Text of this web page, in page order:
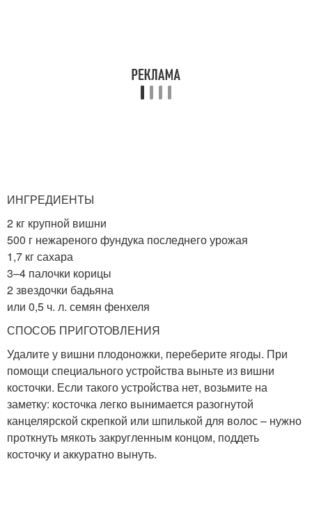
ИНГРЕДИЕНТЫ
2 кг крупной вишни
500 г нежареного фундука последнего урожая
1,7 кг сахара
3–4 палочки корицы
2 звездочки бадьяна
или 0,5 ч. л. семян фенхеля
СПОСОБ ПРИГОТОВЛЕНИЯ
Удалите у вишни плодоножки, переберите ягоды. При
помощи специального устройства выньте из вишни
косточки. Если такого устройства нет, возьмите на
заметку: косточка легко вынимается разогнутой
канцелярской скрепкой или шпилькой для волос – нужно
проткнуть мякоть закругленным концом, поддеть
косточку и аккуратно вынуть.